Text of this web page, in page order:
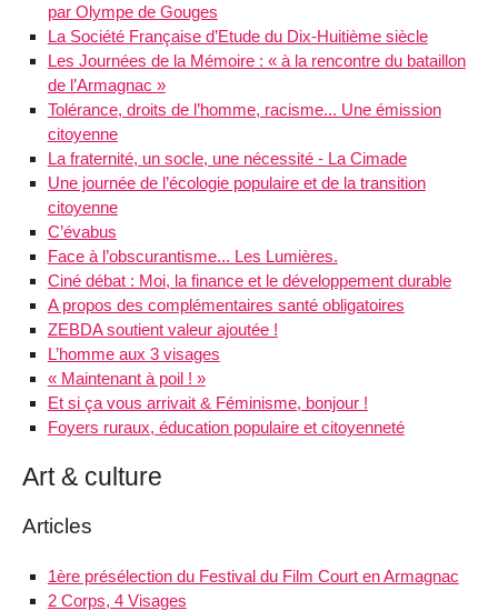
par Olympe de Gouges
La Société Française d’Etude du Dix-Huitième siècle
Les Journées de la Mémoire : « à la rencontre du bataillon
de l’Armagnac »
Tolérance, droits de l’homme, racisme... Une émission
citoyenne
La fraternité, un socle, une nécessité - La Cimade
Une journée de l’écologie populaire et de la transition
citoyenne
C’évabus
Face à l’obscurantisme... Les Lumières.
Ciné débat : Moi, la finance et le développement durable
A propos des complémentaires santé obligatoires
ZEBDA soutient valeur ajoutée !
L’homme aux 3 visages
« Maintenant à poil ! »
Et si ça vous arrivait & Féminisme, bonjour !
Foyers ruraux, éducation populaire et citoyenneté
Art & culture
Articles
1ère présélection du Festival du Film Court en Armagnac
2 Corps, 4 Visages